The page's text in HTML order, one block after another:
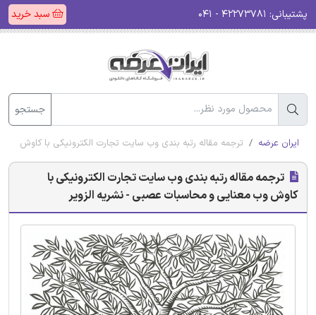
پشتیبانی: سبد خرید
جستجو
ایران عرضه ترجمه مقاله رتبه بندی وب سایت تجارت الکترونیکی با کاوش
ترجمه مقاله رتبه بندی وب سایت تجارت الکترونیکی با
کاوش وب معنایی و محاسبات عصبی - نشریه الزویر